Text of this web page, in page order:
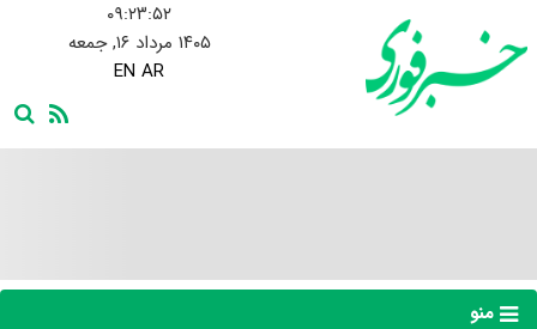
۰۹:۲۳:۵۳
۱۴۰۵ مرداد ۱۶, جمعه
EN AR
منو